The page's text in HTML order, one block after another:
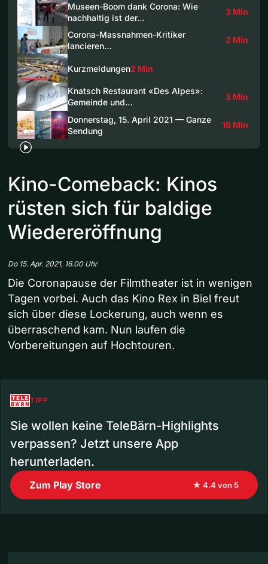
Museen-Boom dank Corona: Wie
nachhaltig ist der…
3 Min
Corona-Massnahmen-Kritiker
lancieren…
2 Min
Kurzmeldungen2 Min
Knatsch Restaurant «Des Alpes»:
Gemeinde und…
3 Min
Donnerstag, 15. April 2021 — Ganze
Sendung
16 Min
Kino-Comeback: Kinos
rüsten sich für baldige
Wiedereröffnung
Do 15. Apr. 2021, 16.00 Uhr
Die Coronapause der Filmtheater ist in wenigen
Tagen vorbei. Auch das Kino Rex in Biel freut
sich über diese Lockerung, auch wenn es
überraschend kam. Nun laufen die
Vorbereitungen auf Hochtouren.
TIPP
Sie wollen keine TeleBärn-Highlights
verpassen? Jetzt unsere App
herunterladen.
Zum Play Store ★ 4.4 von 5